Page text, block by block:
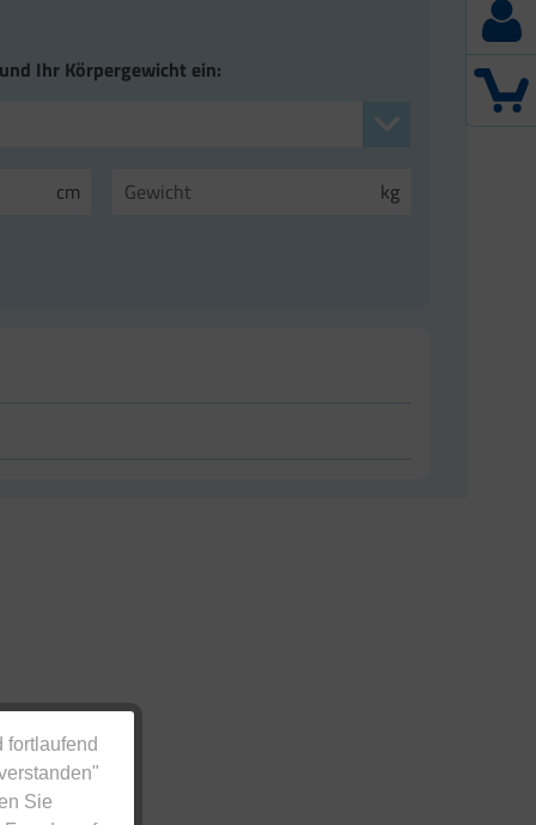
fortlaufend
Sie
Ihr Körpergewicht ein:
cm kg